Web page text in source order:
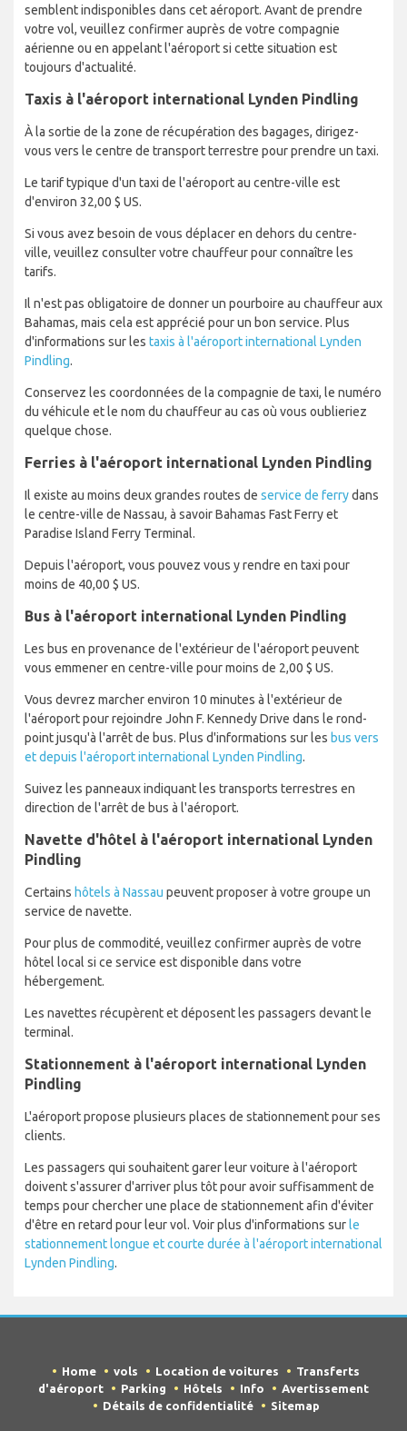
semblent indisponibles dans cet aéroport. Avant de prendre
votre vol, veuillez confirmer auprès de votre compagnie
aérienne ou en appelant l'aéroport si cette situation est
toujours d'actualité.
Taxis à l'aéroport international Lynden Pindling
À la sortie de la zone de récupération des bagages, dirigez-
vous vers le centre de transport terrestre pour prendre un taxi.
Le tarif typique d'un taxi de l'aéroport au centre-ville est
d'environ 32,00 $ US.
Si vous avez besoin de vous déplacer en dehors du centre-
ville, veuillez consulter votre chauffeur pour connaître les
tarifs.
Il n'est pas obligatoire de donner un pourboire au chauffeur aux
Bahamas, mais cela est apprécié pour un bon service. Plus
d'informations sur les taxis à l'aéroport international Lynden
Pindling.
Conservez les coordonnées de la compagnie de taxi, le numéro
du véhicule et le nom du chauffeur au cas où vous oublieriez
quelque chose.
Ferries à l'aéroport international Lynden Pindling
Il existe au moins deux grandes routes de service de ferrydans
le centre-ville de Nassau, à savoir Bahamas Fast Ferry et
Paradise Island Ferry Terminal.
Depuis l'aéroport, vous pouvez vous y rendre en taxi pour
moins de 40,00 $ US.
Bus à l'aéroport international Lynden Pindling
Les bus en provenance de l'extérieur de l'aéroport peuvent
vous emmener en centre-ville pour moins de 2,00 $ US.
Vous devrez marcher environ 10 minutes à l'extérieur de
l'aéroport pour rejoindre John F. Kennedy Drive dans le rond-
point jusqu'à l'arrêt de bus. Plus d'informations sur les bus vers
et depuis l'aéroport international Lynden Pindling.
Suivez les panneaux indiquant les transports terrestres en
direction de l'arrêt de bus à l'aéroport.
Navette d'hôtel à l'aéroport international Lynden
Pindling
Certains hôtels à Nassau peuvent proposer à votre groupe un
service de navette.
Pour plus de commodité, veuillez confirmer auprès de votre
hôtel local si ce service est disponible dans votre
hébergement.
Les navettes récupèrent et déposent les passagers devant le
terminal.
Stationnement à l'aéroport international Lynden
Pindling
L'aéroport propose plusieurs places de stationnement pour ses
clients.
Les passagers qui souhaitent garer leur voiture à l'aéroport
doivent s'assurer d'arriver plus tôt pour avoir suffisamment de
temps pour chercher une place de stationnement afin d'éviter
d'être en retard pour leur vol. Voir plus d'informations surle
stationnement longue et courte durée à l'aéroport international
Lynden Pindling.
Home vols Location de voitures
Transferts
d'aéroport
Parking Hôtels Info
Avertissement
Détails de confidentialité
Sitemap